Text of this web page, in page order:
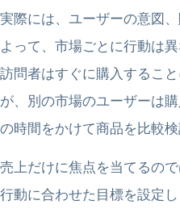
実際には、ユーザーの意図
よって、市場ごとに行動は
訪問者はすぐに購入するこ
が、別の市場のユーザーは
の時間をかけて商品を比較
売上だけに焦点を当てるの
行動に合わせた目標を設定